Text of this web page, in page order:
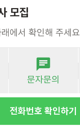
모집
에서 확인해 주세요
문자문의
전화번호 확인하기